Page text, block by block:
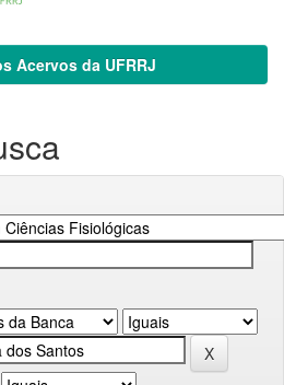
Acervos da UFRRJ